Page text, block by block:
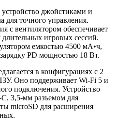
джойстиками и
для точного управления.
с вентилятором обеспечивает
игровых сессий.
емкостью 4500 мА•ч,
PD мощностью 18 Вт.
в конфигурациях с 2
Оно поддерживает Wi-Fi 5 и
подключения. Устройство
3,5-мм разъемом для
microSD для расширения